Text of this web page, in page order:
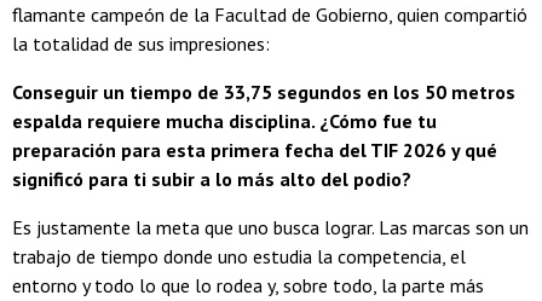
flamante campeón de la Facultad de Gobierno, quien compartió
la totalidad de sus impresiones:
Conseguir un tiempo de 33,75 segundos en los 50 metros
espalda requiere mucha disciplina. ¿Cómo fue tu
preparación para esta primera fecha del TIF 2026 y qué
significó para ti subir a lo más alto del podio?
Es justamente la meta que uno busca lograr. Las marcas son un
trabajo de tiempo donde uno estudia la competencia, el
entorno y todo lo que lo rodea y, sobre todo, la parte más